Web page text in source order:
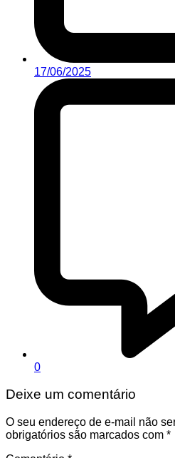
17/06/2025
0
Deixe um comentário
O seu endereço de e-mail não
obrigatórios são marcados com *